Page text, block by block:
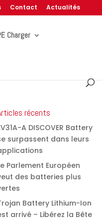
Contact Actualités
Charger
récents
A DISCOVER Battery
surpassent dans leurs
Parlement Européen
des batteries plus
Battery Lithium-Ion
arrivé – Libérez la Bête